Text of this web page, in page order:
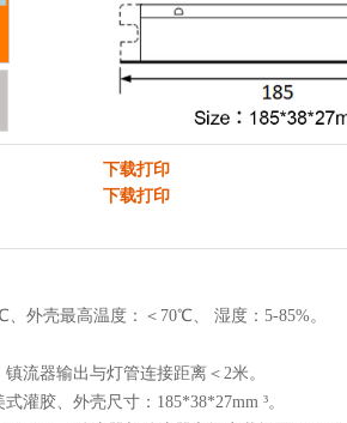
下载打印
下载打印
外壳最高温度：＜70℃、 湿度：5-85%。
流器输出与灯管连接距离＜2米。
灌胶、外壳尺寸：185*38*27mm ³。